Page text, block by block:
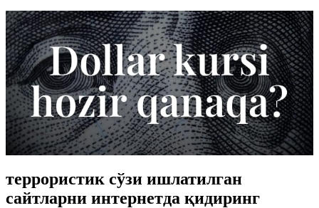
террористик сўзи ишлатилган
сайтларни интернетда қидиринг